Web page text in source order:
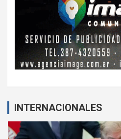
INTERNACIONALES